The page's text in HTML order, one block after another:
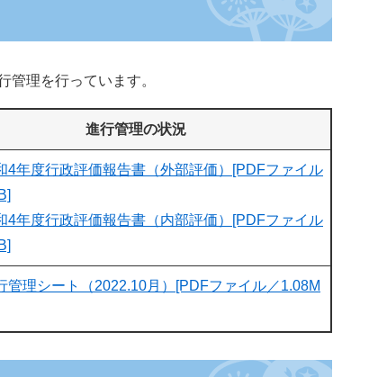
理を行っています。
進行管理の状況
4年度行政評価報告書（外部評価）[PDFファイル
4年度行政評価報告書（内部評価）[PDFファイル
管理シート（2022.10月）[PDFファイル／1.08M